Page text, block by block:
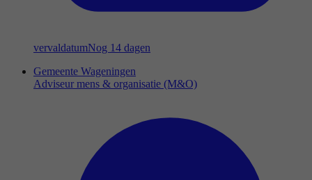
vervaldatumNog 14 dagen
Gemeente Wageningen
Adviseur mens & organisatie (M&O)